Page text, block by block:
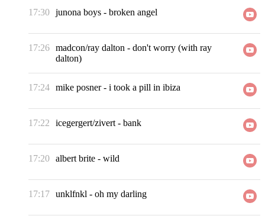
17:30 junona boys - broken angel
17:26 madcon/ray dalton - don't worry (with ray
dalton)
17:24 mike posner- i took a pill in ibiza
17:22 icegergert/zivert - bank
17:20 albert brite - wild
17:17 unklfnkl - oh my darling